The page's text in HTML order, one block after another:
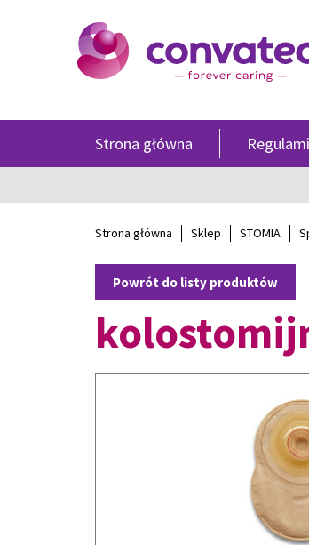
Strona główna
Strona główna Sklep STOMIA
Powrót do listy produktów